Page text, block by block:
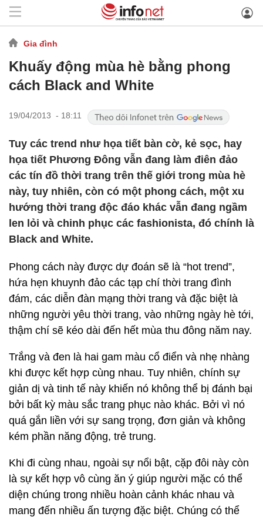
Gia đình
Khuấy động mùa hè bằng phong
cách Black and White
19/04/2013 - 18:11
Tuy các trend như họa tiết bàn cờ, kẻ sọc, hay
họa tiết Phương Đông vẫn đang làm điên đảo
các tín đồ thời trang trên thế giới trong mùa hè
này, tuy nhiên, còn có một phong cách, một xu
hướng thời trang độc đáo khác vẫn đang ngầm
len lỏi và chinh phục các fashionista, đó chính là
Black and White.
Phong cách này được dự đoán sẽ là “hot trend”,
hứa hẹn khuynh đảo các tạp chí thời trang đình
đám, các diễn đàn mạng thời trang và đặc biệt là
những người yêu thời trang, vào những ngày hè tới,
thậm chí sẽ kéo dài đến hết mùa thu đông năm nay.
Trắng và đen là hai gam màu cổ điển và nhẹ nhàng
khi được kết hợp cùng nhau. Tuy nhiên, chính sự
giản dị và tinh tế này khiến nó không thể bị đánh bại
bởi bất kỳ màu sắc trang phục nào khác. Bởi vì nó
quá gắn liền với sự sang trọng, đơn giản và không
kém phần năng động, trẻ trung.
Khi đi cùng nhau, ngoài sự nổi bật, cặp đôi này còn
là sự kết hợp vô cùng ăn ý giúp người mặc có thể
diện chúng trong nhiều hoàn cảnh khác nhau và
mang đến nhiều ấn tượng đặc biệt. Chúng có thể